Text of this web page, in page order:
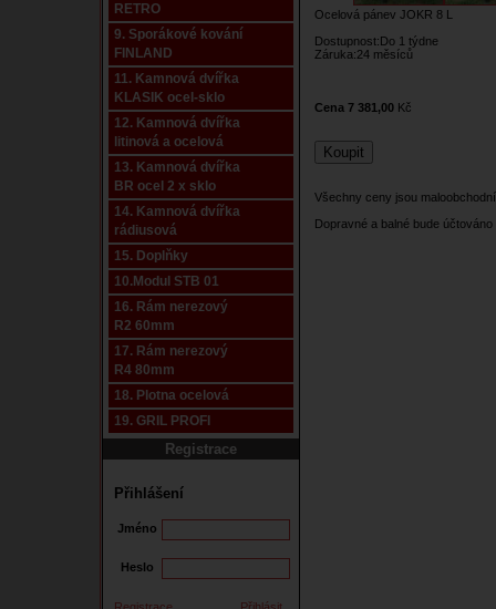
RETRO
9. Sporákové kování
FINLAND
11. Kamnová dvířka
KLASIK ocel-sklo
12. Kamnová dvířka
litinová a ocelová
13. Kamnová dvířka
BR ocel 2 x sklo
14. Kamnová dvířka
rádiusová
15. Doplňky
10.Modul STB 01
16. Rám nerezový
R2 60mm
17. Rám nerezový
R4 80mm
18. Plotna ocelová
19. GRIL PROFI
Registrace
Přihlášení
Jméno
Heslo
Ocelová pánev JOKR 8 L
Dostupnost:Do 1 týdne
Záruka:24 měsíců
Cena 7 381,00 Kč
Všechny ceny jsou
Dopravné a balné bude